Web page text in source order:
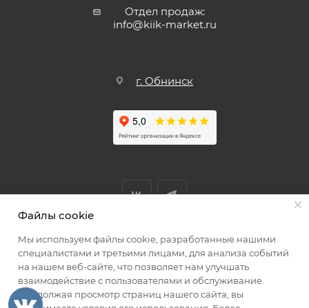
Отдел продаж:
info@kiik-market.ru
г. Обнинск
Мы принимаем к оплате
Файлы cookie
Мы используем файлы cookie, разработанные нашими
специалистами и третьими лицами, для анализа событий
на нашем веб-сайте, что позволяет нам улучшать
взаимодействие с пользователями и обслуживание.
Продолжая просмотр страниц нашего сайта, вы